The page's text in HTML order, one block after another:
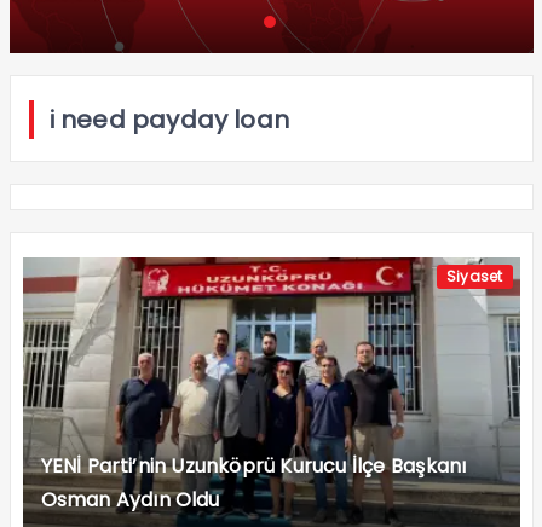
i need payday loan
Siyaset
YENİ Parti’nin Uzunköprü Kurucu İlçe Başkanı
Osman Aydın Oldu